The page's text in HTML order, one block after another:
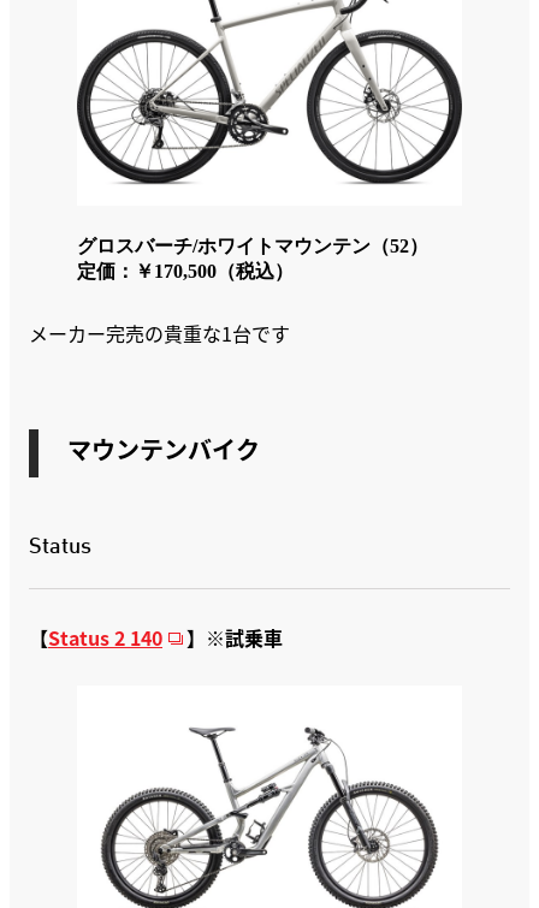
グロスバーチ/ホワイトマウンテン（52）
定価：￥170,500（税込）
メーカー完売の貴重な1台です
マウンテンバイク
Status
【Status 2 140 】 ※試乗車